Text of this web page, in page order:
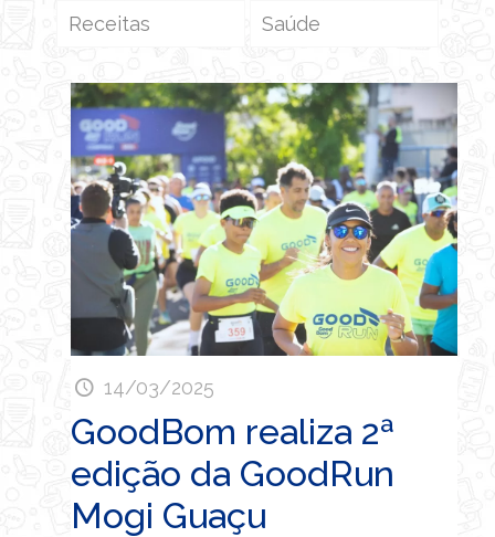
Receitas Saúde
14/03/2025
GoodBom realiza 2ª
edição da GoodRun
Mogi Guaçu